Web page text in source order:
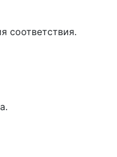
соответствия.